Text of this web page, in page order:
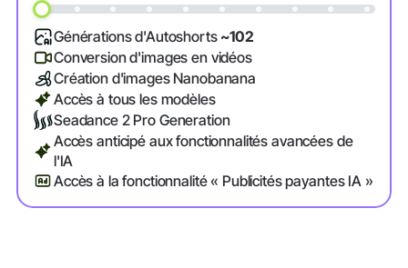
Générations d'Autoshorts ~102
Conversion d'images en vidéos
Création d'images Nanobanana
Accès à tous les modèles
Seadance 2 Pro Generation
Accès anticipé aux fonctionnalités avancées de
l'IA
Accès à la fonctionnalité « Publicités payantes IA »